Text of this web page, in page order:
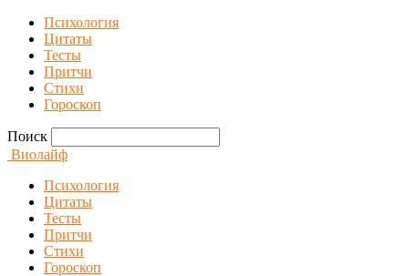
Психология
Цитаты
Тесты
Притчи
Стихи
Гороскоп
Поиск
Виолайф
Психология
Цитаты
Тесты
Притчи
Стихи
Гороскоп